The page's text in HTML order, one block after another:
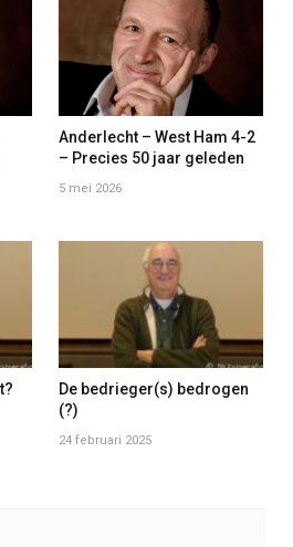
Anderlecht – West Ham 4-2
– Precies 50 jaar geleden
5 mei 2026
De bedrieger(s) bedrogen
(?)
24 februari 2025